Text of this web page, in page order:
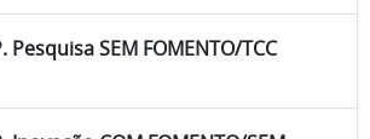
Pesquisa SEM FOMENTO/TCC